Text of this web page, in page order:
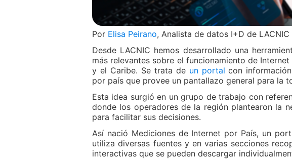
Por Elisa Peirano, Analista de datos I+D de
Desde LACNIC hemos desarrollado una
más relevantes sobre el funcionamiento de
y el Caribe. Se trata de un portal con
por país que provee un pantallazo general para la
Esta idea surgió en un grupo de trabajo con
donde los operadores de la región plantearon la
para facilitar sus decisiones.
Así nació Mediciones de Internet por País, un
utiliza diversas fuentes y en varias secciones
interactivas que se pueden descargar